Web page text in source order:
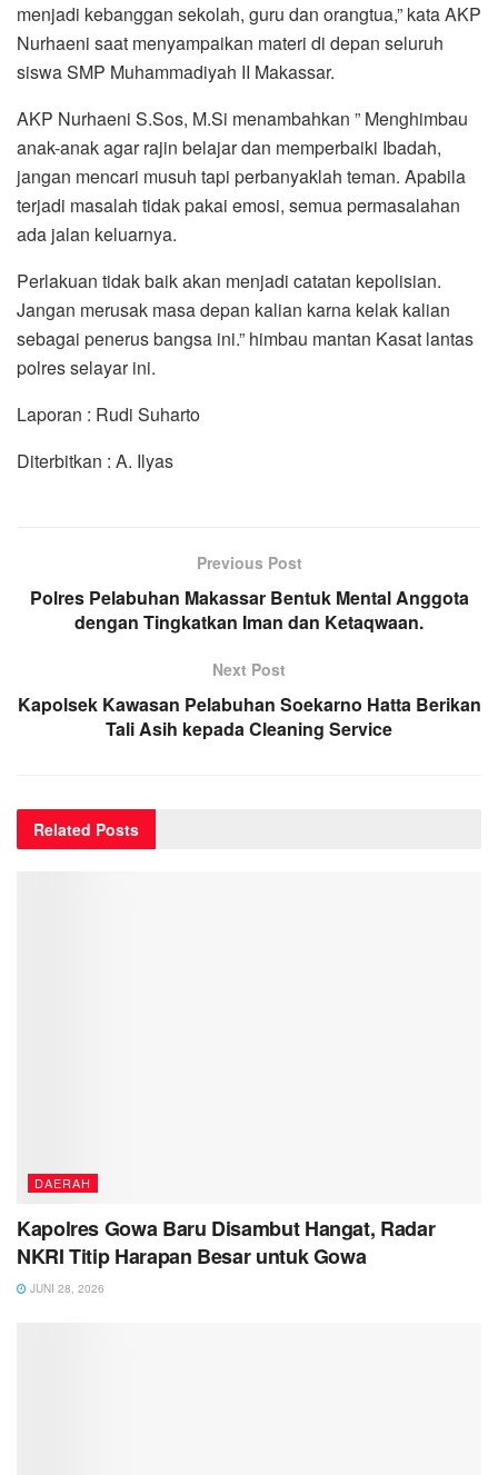
menjadi kebanggan sekolah, guru dan orangtua,” kata AKP
Nurhaeni saat menyampaikan materi di depan seluruh
siswa SMP Muhammadiyah II Makassar.
AKP Nurhaeni S.Sos, M.Si menambahkan ” Menghimbau
anak-anak agar rajin belajar dan memperbaiki Ibadah,
jangan mencari musuh tapi perbanyaklah teman. Apabila
terjadi masalah tidak pakai emosi, semua permasalahan
ada jalan keluarnya.
Perlakuan tidak baik akan menjadi catatan kepolisian.
Jangan merusak masa depan kalian karna kelak kalian
sebagai penerus bangsa ini.” himbau mantan Kasat lantas
polres selayar ini.
Laporan : Rudi Suharto
Diterbitkan : A. Ilyas
Previous Post
Polres Pelabuhan Makassar Bentuk Mental Anggota
dengan Tingkatkan Iman dan Ketaqwaan.
Next Post
Kapolsek Kawasan Pelabuhan Soekarno Hatta Berikan
Tali Asih kepada Cleaning Service
Related Posts
DAERAH
Kapolres Gowa Baru Disambut Hangat, Radar
NKRI Titip Harapan Besar untuk Gowa
JUNI 28, 2026